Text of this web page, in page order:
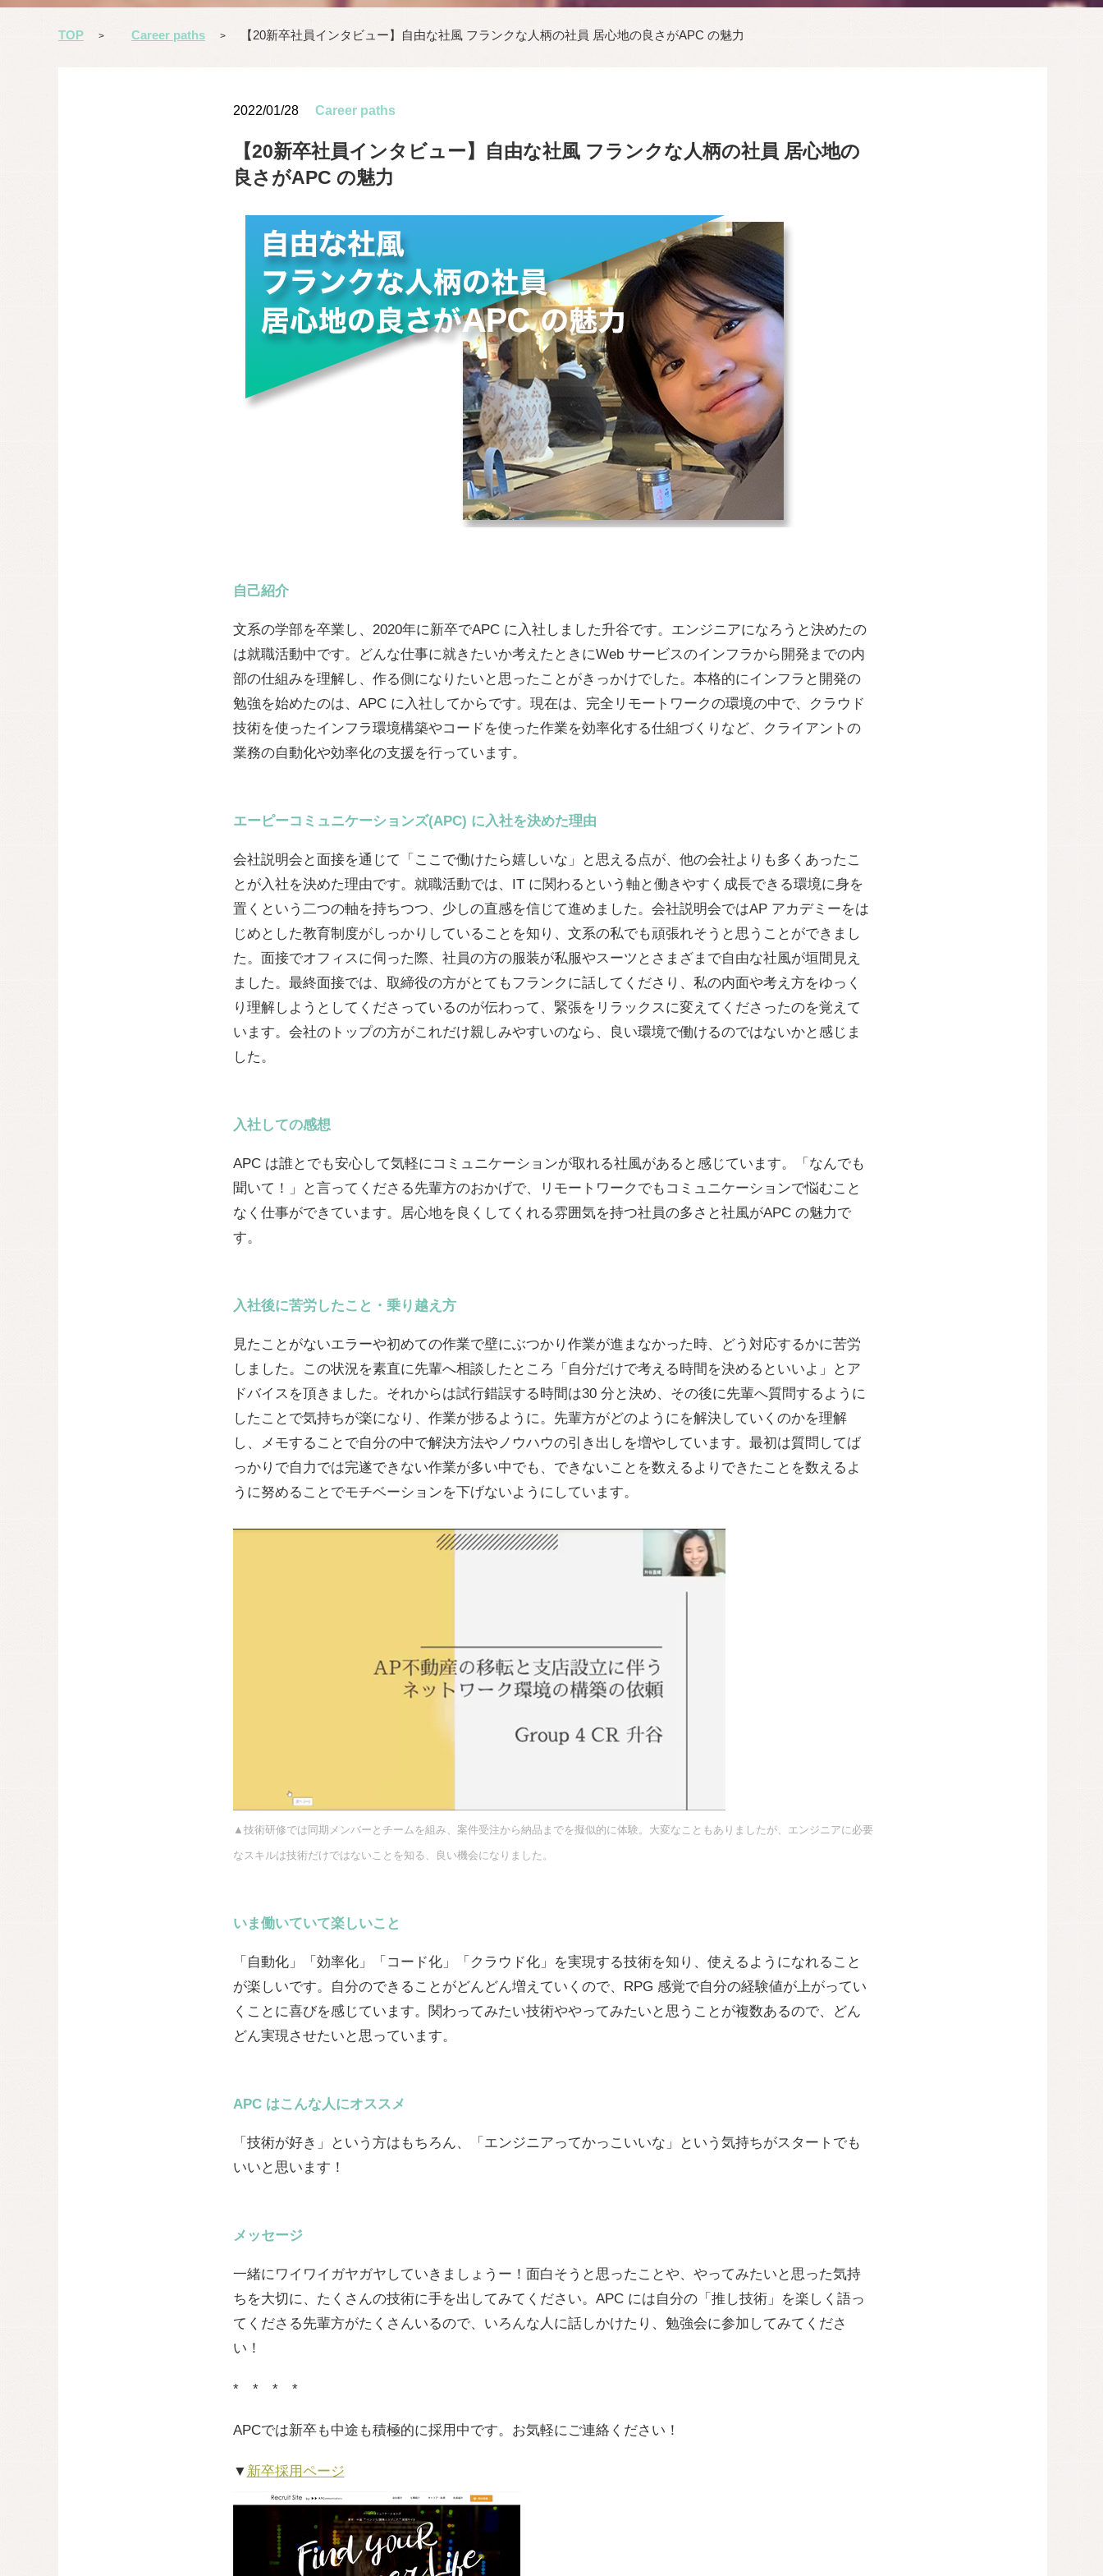
TOP > Career paths > 【20新卒社員インタビュー】自由な社風 フランクな人柄の社員 居心地の良さがAPC の魅力
2022/01/28 Career paths
【20新卒社員インタビュー】自由な社風 フランクな人柄の社員 居心地の
良さがAPC の魅力
自己紹介
文系の学部を卒業し、2020年に新卒でAPC に入社しました升谷です。エンジニアになろうと決めたの
は就職活動中です。どんな仕事に就きたいか考えたときにWeb サービスのインフラから開発までの内
部の仕組みを理解し、作る側になりたいと思ったことがきっかけでした。本格的にインフラと開発の
勉強を始めたのは、APC に入社してからです。現在は、完全リモートワークの環境の中で、クラウド
技術を使ったインフラ環境構築やコードを使った作業を効率化する仕組づくりなど、クライアントの
業務の自動化や効率化の支援を行っています。
エーピーコミュニケーションズ(APC) に入社を決めた理由
会社説明会と面接を通じて「ここで働けたら嬉しいな」と思える点が、他の会社よりも多くあったこ
とが入社を決めた理由です。就職活動では、IT に関わるという軸と働きやすく成長できる環境に身を
置くという二つの軸を持ちつつ、少しの直感を信じて進めました。会社説明会ではAP アカデミーをは
じめとした教育制度がしっかりしていることを知り、文系の私でも頑張れそうと思うことができまし
た。面接でオフィスに伺った際、社員の方の服装が私服やスーツとさまざまで自由な社風が垣間見え
ました。最終面接では、取締役の方がとてもフランクに話してくださり、私の内面や考え方をゆっく
り理解しようとしてくださっているのが伝わって、緊張をリラックスに変えてくださったのを覚えて
います。会社のトップの方がこれだけ親しみやすいのなら、良い環境で働けるのではないかと感じま
した。
入社しての感想
APC は誰とでも安心して気軽にコミュニケーションが取れる社風があると感じています。「なんでも
聞いて！」と言ってくださる先輩方のおかげで、リモートワークでもコミュニケーションで悩むこと
なく仕事ができています。居心地を良くしてくれる雰囲気を持つ社員の多さと社風がAPC の魅力で
す。
入社後に苦労したこと・乗り越え方
見たことがないエラーや初めての作業で壁にぶつかり作業が進まなかった時、どう対応するかに苦労
しました。この状況を素直に先輩へ相談したところ「自分だけで考える時間を決めるといいよ」とア
ドバイスを頂きました。それからは試行錯誤する時間は30 分と決め、その後に先輩へ質問するように
したことで気持ちが楽になり、作業が捗るように。先輩方がどのようにを解決していくのかを理解
し、メモすることで自分の中で解決方法やノウハウの引き出しを増やしています。最初は質問してば
っかりで自力では完遂できない作業が多い中でも、できないことを数えるよりできたことを数えるよ
うに努めることでモチベーションを下げないようにしています。
▲技術研修では同期メンバーとチームを組み、案件受注から納品までを擬似的に体験。大変なこともありましたが、エンジニアに必要
なスキルは技術だけではないことを知る、良い機会になりました。
いま働いていて楽しいこと
「自動化」「効率化」「コード化」「クラウド化」を実現する技術を知り、使えるようになれること
が楽しいです。自分のできることがどんどん増えていくので、RPG 感覚で自分の経験値が上がってい
くことに喜びを感じています。関わってみたい技術ややってみたいと思うことが複数あるので、どん
どん実現させたいと思っています。
APC はこんな人にオススメ
「技術が好き」という方はもちろん、「エンジニアってかっこいいな」という気持ちがスタートでも
いいと思います！
メッセージ
一緒にワイワイガヤガヤしていきましょうー！面白そうと思ったことや、やってみたいと思った気持
ちを大切に、たくさんの技術に手を出してみてください。APC には自分の「推し技術」を楽しく語っ
てくださる先輩方がたくさんいるので、いろんな人に話しかけたり、勉強会に参加してみてくださ
い！
* * * *
APCでは新卒も中途も積極的に採用中です。お気軽にご連絡ください！
▼ 新卒採用ページ